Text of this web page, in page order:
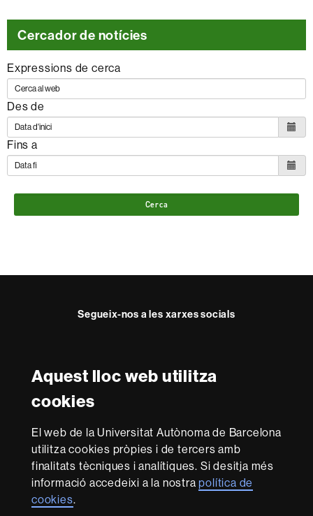
Aquest lloc web utilitza
cookies
El web de la Universitat Autònoma de Barcelona
utilitza cookies pròpies i de tercers amb
finalitats tècniques i analítiques. Si desitja més
informació accedeixi a la nostrapolítica de
cookies.
Cercador de notícies
Expressions de cerca
Des de
Fins a
Cerca
Segueix-nos a les xarxes socials
Reconeixement internacional de l'excel·lència
in
Research
-
Euraxess
Amb el finançament de